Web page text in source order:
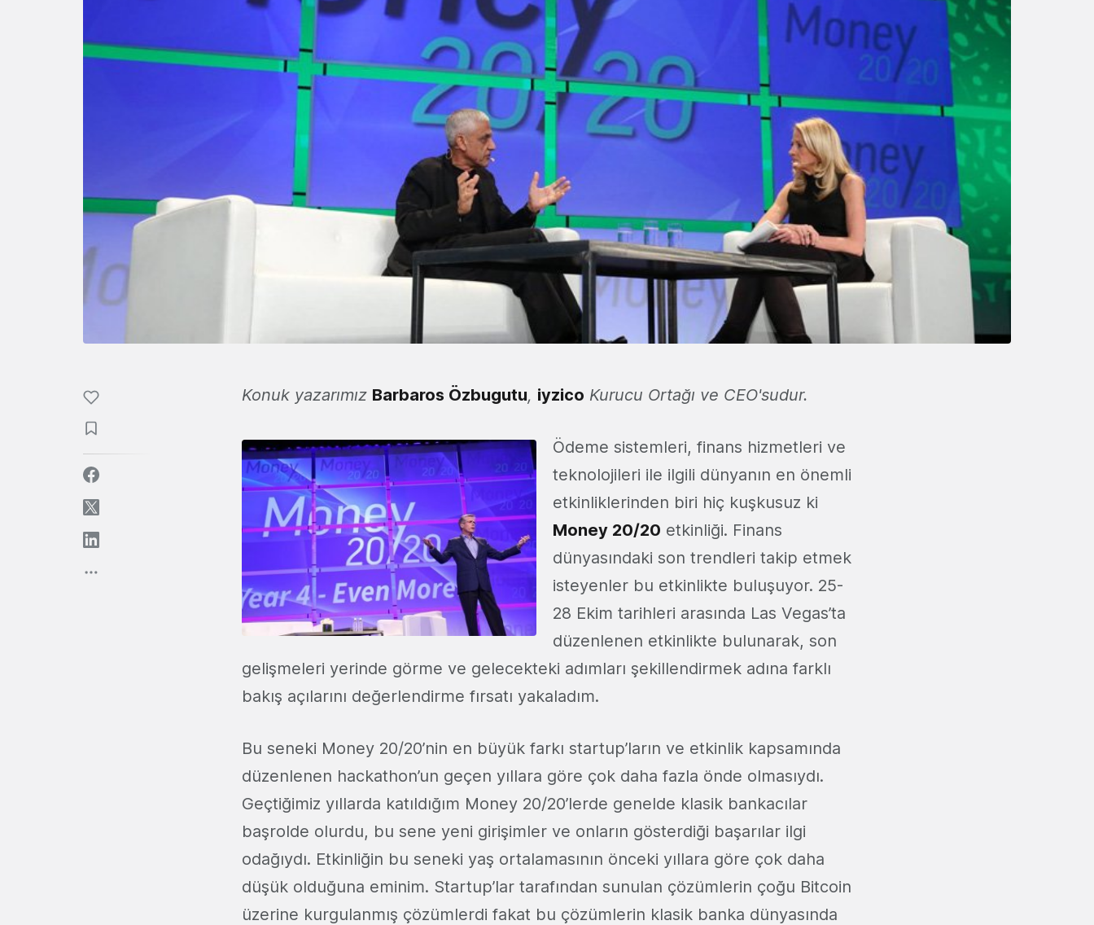
Konuk yazarımız Barbaros Özbugutu, iyzico Kurucu Ortağı ve CEO'sudur.
Ödeme sistemleri, finans hizmetleri ve
teknolojileri ile ilgili dünyanın en önemli
etkinliklerinden biri hiç kuşkusuz ki
Money 20/20 etkinliği. Finans
dünyasındaki son trendleri takip etmek
isteyenler bu etkinlikte buluşuyor. 25-
28 Ekim tarihleri arasında Las Vegas’ta
düzenlenen etkinlikte bulunarak, son
gelişmeleri yerinde görme ve gelecekteki adımları şekillendirmek adına farklı
bakış açılarını değerlendirme fırsatı yakaladım.
Bu seneki Money 20/20’nin en büyük farkı startup’ların ve etkinlik kapsamında
düzenlenen hackathon’un geçen yıllara göre çok daha fazla önde olmasıydı.
Geçtiğimiz yıllarda katıldığım Money 20/20’lerde genelde klasik bankacılar
başrolde olurdu, bu sene yeni girişimler ve onların gösterdiği başarılar ilgi
odağıydı. Etkinliğin bu seneki yaş ortalamasının önceki yıllara göre çok daha
düşük olduğuna eminim. Startup’lar tarafından sunulan çözümlerin çoğu Bitcoin
üzerine kurgulanmış çözümlerdi fakat bu çözümlerin klasik banka dünyasında